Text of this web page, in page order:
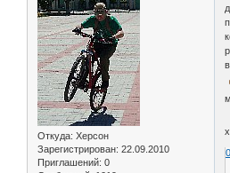
Откуда: Херсон
Зарегистрирован: 22.09.2010
Приглашений: 0
0